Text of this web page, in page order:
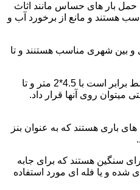
بار های حساس مانند اثاث
هستند و مانع از برخورد آب و
و بین شهری مناسب هستنند و تا
ابعاد بارگیر خاور ها به طور متوسط برابر است با 4.5*2 متر و تا
باری هستند که به عنوان بنز
سنگین هستند که برای جابه
شده و یا فله ای مورد استفاده